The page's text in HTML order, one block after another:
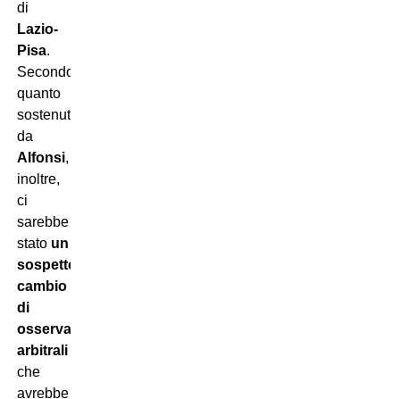
di
Lazio-
Pisa.
Secondo
quanto
sostenuto
da
Alfonsi,
inoltre,
ci
sarebbe
stato un
sospetto
cambio
di
osservatori
arbitrali
che
avrebbe